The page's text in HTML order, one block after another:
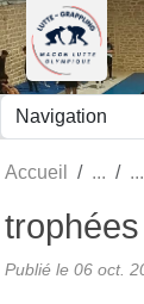
Accueil
Publié le 06 oct.
Panneau de